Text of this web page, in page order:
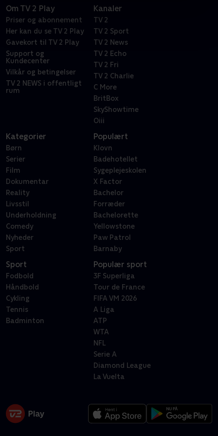
Om TV 2 Play
Priser og abonnement
Her kan du se TV 2 Play
Gavekort til TV 2 Play
Support og
Kundecenter
Vilkår og betingelser
TV 2 NEWS i offentligt
rum
Kanaler
TV 2
TV 2 Sport
TV 2 News
TV 2 Echo
TV 2 Fri
TV 2 Charlie
C More
BritBox
SkyShowtime
Oiii
Kategorier
Børn
Serier
Film
Dokumentar
Reality
Livsstil
Underholdning
Comedy
Nyheder
Sport
Populært
Klovn
Badehotellet
Sygeplejeskolen
X Factor
Bachelor
Forræder
Bachelorette
Yellowstone
Paw Patrol
Barnaby
Sport
Fodbold
Håndbold
Cykling
Tennis
Badminton
Populær sport
3F Superliga
Tour de France
FIFA VM 2026
A Liga
ATP
WTA
NFL
Serie A
Diamond League
La Vuelta